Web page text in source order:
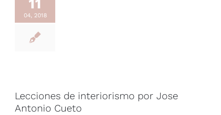
11
04, 2018
Lecciones de interiorismo por Jose
Antonio Cueto